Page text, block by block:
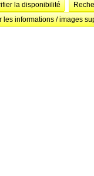
la disponibilité
les informations / images